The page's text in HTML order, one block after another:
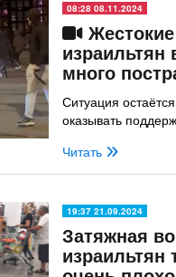
08:28 08.11.2024
много
Ситуация
оказывать
Читать
19:37 21.09.2024
Затяжная
израильтян